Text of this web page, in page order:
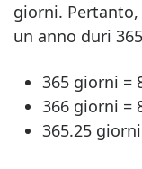
giorni.
un anno duri
365 giorni =
366 giorni =
365.25